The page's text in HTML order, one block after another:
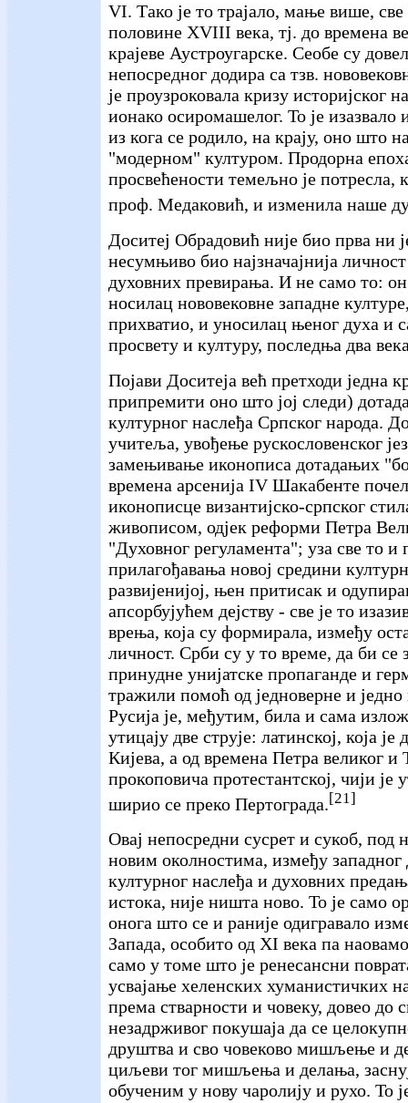
VI. Тако је то трајало, мање више,
половине XVIII века, тј. до времена
крајеве Аустроугарске. Сеобе су
непосредног додира са тзв.
је проузроковала кризу историјског
ионако осиромашелог. То је изазвало
из кога се родило, на крају, оно што
"модерном" културом. Продорна
просвећености темељно је потресла,
проф. Медаковић, и изменила наше
Доситеј Обрадовић није био прва ни
несумњиво био најзначајнија
духовних превирања. И не само то: он
носилац нововековне западне
прихватио, и уносилац њеног духа и
просвету и културу, последња два
Појави Доситеја већ претходи једна
припремити оно што јој следи)
културног наслеђа Српског народа.
учитеља, увођење рускословенског
замењивање иконописа дотадањих
времена арсенија IV Шакабенте
иконописце византијско-српског
живописом, одјек реформи Петра
"Духовног регуламента"; уза све то и
прилагођавања новој средини
развијенијој, њен притисак и
апсорбујућем дејству - све је то
врења, која су формирала, између
личност. Срби су у то време, да би се
принудне унијатске пропаганде и
тражили помоћ од једноверне и
Русија је, међутим, била и сама
утицају две струје: латинској, која је
Кијева, а од времена Петра великог и
прокоповича протестантској, чији је
ширио се преко Пертограда.[21]
Овај непосредни сусрет и сукоб, под
новим околностима, између западног
културног наслеђа и духовних
истока, није ништа ново. То је само
онога што се и раније одигравало
Запада, особито од XI века па
само у томе што је ренесансни
усвајање хеленских хуманистичких
према стварности и човеку, довео до
незадрживог покушаја да се
друштва и сво човеково мишљење и
циљеви тог мишљења и делања,
обученим у нову чаролију и рухо. То